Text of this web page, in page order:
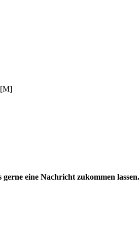
[M]
gerne eine Nachricht zukommen lassen.